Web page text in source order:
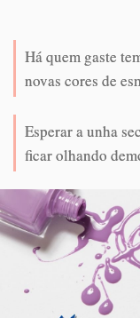
Há quem gaste
novas cores de
Esperar a unha
ficar olhando